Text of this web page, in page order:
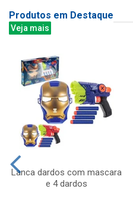
Produtos em Destaque
Veja mais
Lanca dardos com mascara
e 4 dardos